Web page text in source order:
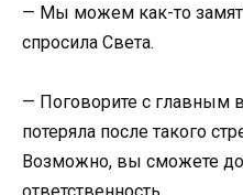
— Мы можем как-то
спросила Света.
— Поговорите с главным
потеряла после такого
Возможно, вы сможете